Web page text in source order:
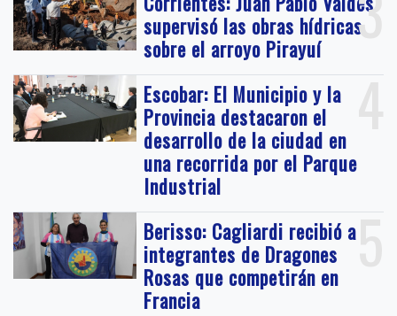
supervisó las obras hídricas
sobre el arroyo Pirayuí
4
Escobar: El Municipio y la
Provincia destacaron el
desarrollo de la ciudad en
una recorrida por el Parque
Industrial
5
Berisso: Cagliardi recibió a
integrantes de Dragones
Rosas que competirán en
Francia